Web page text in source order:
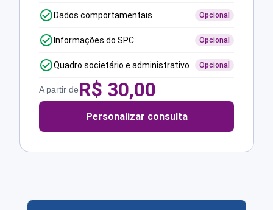
Dados comportamentais Opcional
Informações do SPC Opcional
Quadro societário e administrativo Opcional
A partir deR$ 30,00
Personalizar consulta